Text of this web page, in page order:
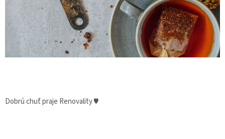
Dobrú chuť praje Renovality ♥